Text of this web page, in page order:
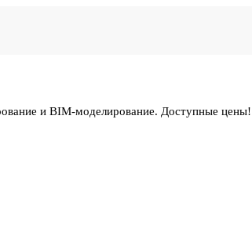
и BIM-моделирование. Доступные цены!